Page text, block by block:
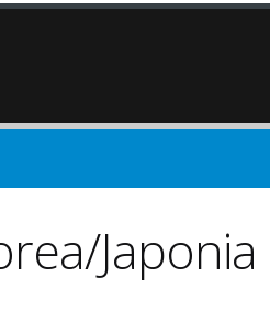
Japonia